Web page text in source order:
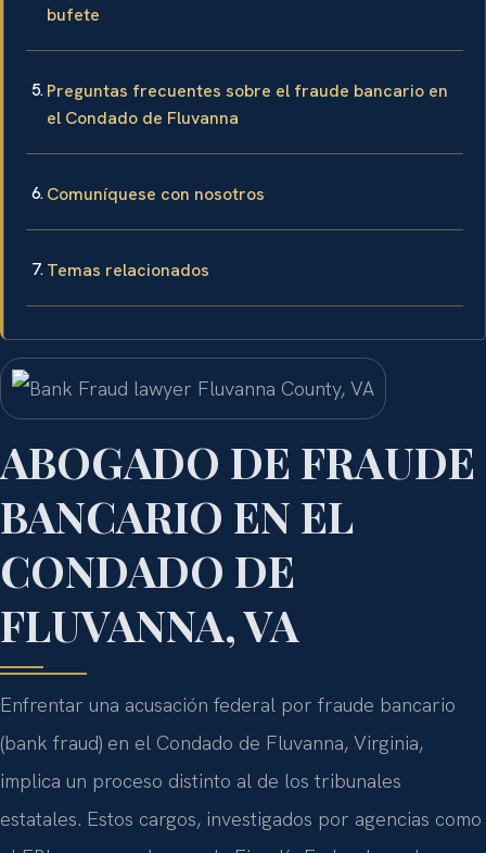
bufete
Preguntas frecuentes sobre el fraude bancario en
el Condado de Fluvanna
Comuníquese con nosotros
Temas relacionados
ABOGADO DE FRAUDE
BANCARIO EN EL
CONDADO DE
FLUVANNA, VA
Enfrentar una acusación federal por fraude bancario
(bank fraud) en el Condado de Fluvanna, Virginia,
implica un proceso distinto al de los tribunales
estatales. Estos cargos, investigados por agencias como